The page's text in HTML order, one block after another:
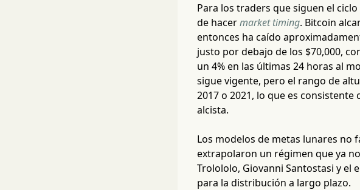
Para los traders que siguen el
de hacermarket timing. Bitcoin
entonces ha caído
justo por debajo de los $70,000,
un 4% en las últimas 24 horas al
sigue vigente, pero el rango de
2017 o 2021, lo que es
alcista.
Los modelos de metas lunares no
extrapolaron un régimen que ya
Trolololo, Giovanni Santostasi y el
para la distribución a largo plazo.